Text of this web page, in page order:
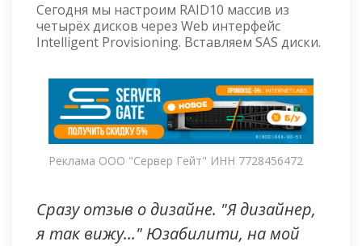
Сегодня мы настроим RAID10 массив из
четырёх дисков через Web интерфейс
Intelligent Provisioning. Вставляем SAS диски.
Реклама ООО "Сервер Гейт" ИНН 7728456472
Сразу отзыв о дизайне. "Я дизайнер,
я так вижу..." Юзабилити, на мой